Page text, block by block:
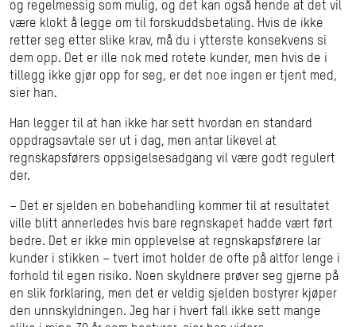
og regelmessig som mulig, og det kan også hende at det vil
være klokt å legge om til forskuddsbetaling. Hvis de ikke
retter seg etter slike krav, må du i ytterste konsekvens si
dem opp. Det er ille nok med rotete kunder, men hvis de i
tillegg ikke gjør opp for seg, er det noe ingen er tjent med,
sier han.
Han legger til at han ikke har sett hvordan en standard
oppdragsavtale ser ut i dag, men antar likevel at
regnskapsførers oppsigelsesadgang vil være godt regulert
der.
– Det er sjelden en bobehandling kommer til at resultatet
ville blitt annerledes hvis bare regnskapet hadde vært ført
bedre. Det er ikke min opplevelse at regnskapsførere lar
kunder i stikken – tvert imot holder de ofte på altfor lenge i
forhold til egen risiko. Noen skyldnere prøver seg gjerne på
en slik forklaring, men det er veldig sjelden bostyrer kjøper
den unnskyldningen. Jeg har i hvert fall ikke sett mange